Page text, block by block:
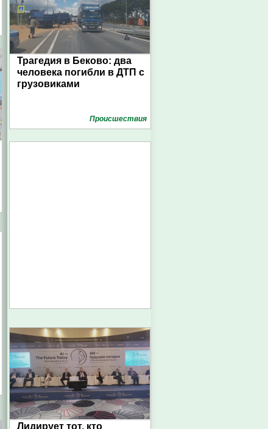
Трагедия в Беково: два
человека погибли в ДТП с
грузовиками
Проиcшествия
Лидирует тот, кто